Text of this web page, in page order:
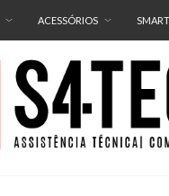
ACESSÓRIOS